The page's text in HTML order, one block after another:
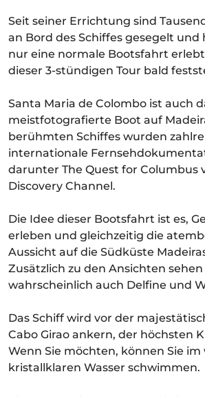
Seit seiner Errichtung sind
an Bord des Schiffes gesegelt und
nur eine normale Bootsfahrt
dieser 3-stündigen Tour bald
Santa Maria de Colombo ist auch
meistfotografierte Boot auf
berühmten Schiffes wurden
internationale
darunter The Quest for Columbus
Discovery Channel.
Die Idee dieser Bootsfahrt ist es,
erleben und gleichzeitig die
Aussicht auf die Südküste
Zusätzlich zu den Ansichten sehen
wahrscheinlich auch Delfine und
Das Schiff wird vor der
Cabo Girao ankern, der höchsten
Wenn Sie möchten, können Sie
kristallklaren Wasser schwimmen.